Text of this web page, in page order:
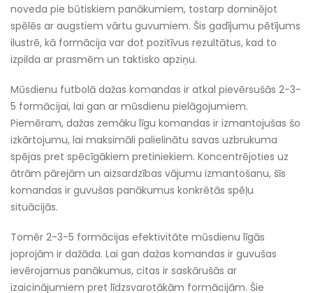
noveda pie būtiskiem panākumiem, tostarp dominējot
spēlēs ar augstiem vārtu guvumiem. Šis gadījumu pētījums
ilustrē, kā formācija var dot pozitīvus rezultātus, kad to
izpilda ar prasmēm un taktisko apziņu.
Mūsdienu futbolā dažas komandas ir atkal pievērsušās 2-3-
5 formācijai, lai gan ar mūsdienu pielāgojumiem.
Piemēram, dažas zemāku līgu komandas ir izmantojušas šo
izkārtojumu, lai maksimāli palielinātu savas uzbrukuma
spējas pret spēcīgākiem pretiniekiem. Koncentrējoties uz
ātrām pārejām un aizsardzības vājumu izmantošanu, šīs
komandas ir guvušas panākumus konkrētās spēļu
situācijās.
Tomēr 2-3-5 formācijas efektivitāte mūsdienu līgās
joprojām ir dažāda. Lai gan dažas komandas ir guvušas
ievērojamus panākumus, citas ir saskārušās ar
izaicinājumiem pret līdzsvarotākām formācijām. Šie